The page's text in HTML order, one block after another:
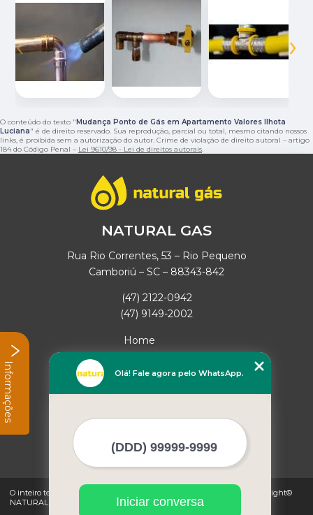
‹ ›
O conteúdo do texto "Mudança Ponto de Gás em Apartamento Valores Ilhota
Luciana" é de direito reservado. Sua reprodução, parcial ou total, mesmo citando nossos
links, é proibida sem a autorização do autor. Crime de violação de direito autoral – artigo
184 do Código Penal – Lei 9610/98 - Lei de direitos autorais.
NATURAL GAS
Rua Rio Correntes, 53 – Rio Pequeno
Camboriú – SC – 88343-842
(47) 2122-0942
(47) 9149-2002
Home
Empresa
Missão
Mapa do site
O inteiro teor deste site está sujeito à proteção de direitos autorais. Copyright©
NATURAL GAS (Lei 9610 de 19/02/1998)
Olá! Fale agora pelo WhatsApp.
Iniciar conversa
Informações